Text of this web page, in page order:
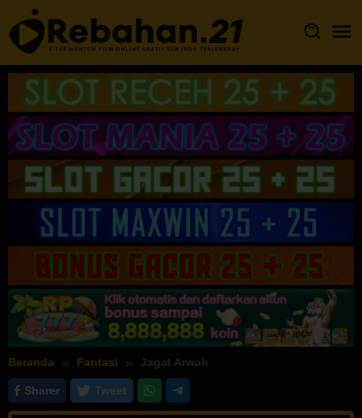
Loncat
ke
konten
Beranda Fantasi Jagat Arwah
Sharer Tweet